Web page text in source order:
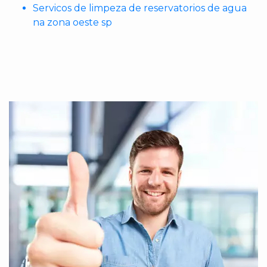
Servicos de limpeza de reservatorios de agua
na zona oeste sp